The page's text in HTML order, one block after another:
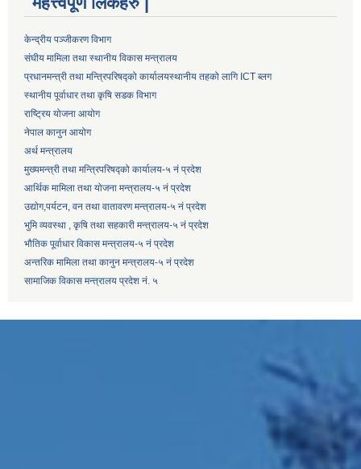
केन्द्रीय पञ्जीकरण विभाग
संघीय मामिला तथा स्थानीय विकास मन्त्रालय
प्रधानमन्त्री तथा मन्त्रिपरिषद्को कार्यालयस्थानीय तहको लागि ICT ब्लग
स्थानीय पूर्वाधार तथा कृषि सडक विभाग
राष्ट्रिय योजना आयोग
नेपाल कानुन आयोग
अर्थ मन्त्रालय
मुख्यमन्त्री तथा मन्त्रिपरिषद्को कार्यालय-५ नं प्रदेश
आर्थिक मामिला तथा योजना मन्त्रालय-५ नं प्रदेश
उद्याेग,पर्यटन, वन तथा वातावरण मन्त्रालय-५ नं प्रदेश
भुमि व्यवस्था , कृषि तथा सहकारी मन्त्रालय-५ नं प्रदेश
भौतिक पूर्वाधार विकास मन्त्रालय-५ नं प्रदेश
अन्तरिक मामिला तथा कानुन मन्त्रालय-५ नं प्रदेश
सामाजिक विकास मन्त्रालय प्रदेश नं. ५